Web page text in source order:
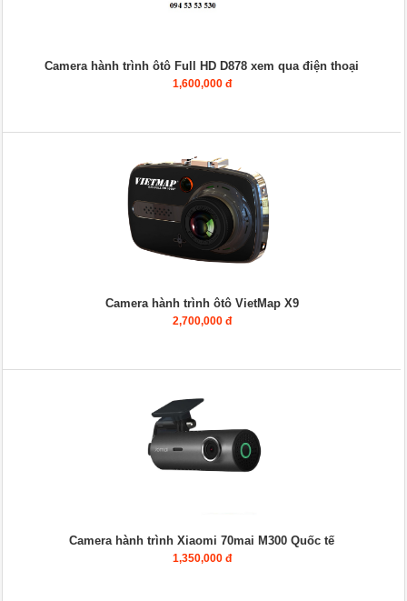
Camera hành trình ôtô Full HD D878 xem qua điện thoại
1,600,000 đ
Camera hành trình ôtô VietMap X9
2,700,000 đ
Camera hành trình Xiaomi 70mai M300 Quốc tế
1,350,000 đ